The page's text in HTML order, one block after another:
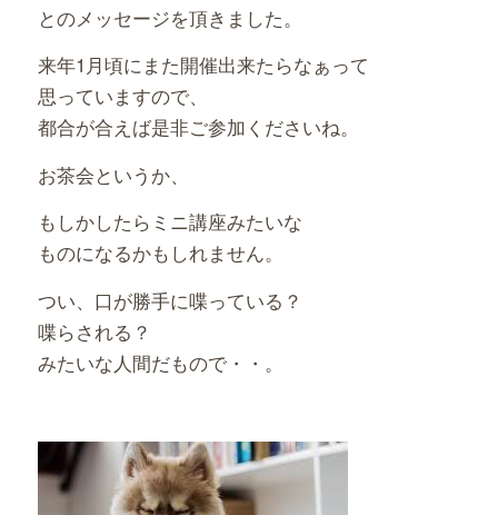
とのメッセージを頂きました。
来年1月頃にまた開催出来たらなぁって
思っていますので、
都合が合えば是非ご参加くださいね。
お茶会というか、
もしかしたらミニ講座みたいな
ものになるかもしれません。
つい、口が勝手に喋っている？
喋らされる？
みたいな人間だもので・・。